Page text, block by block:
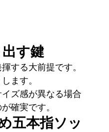
す鍵
する大前提です。
ます。
ズ感が異なる場合
確実です。
五本指ソッ